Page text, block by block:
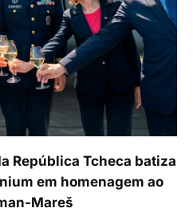
República Tcheca batiza
em homenagem ao
Mareš